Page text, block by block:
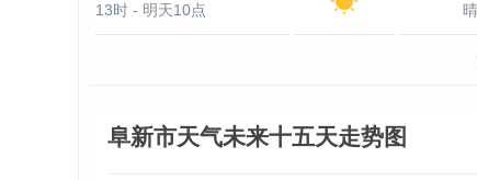
13时 - 明天10点 晴
阜新市天气未来十五天走势图